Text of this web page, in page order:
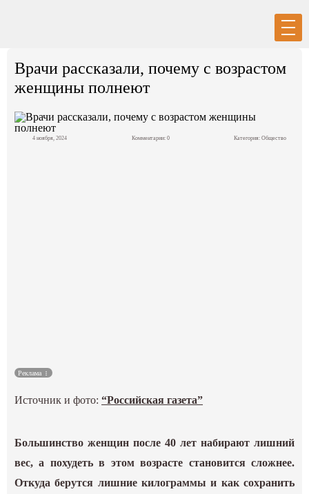
Спецпроекты
Врачи рассказали, почему с возрастом
женщины полнеют
4 ноября, 2024 Комментарии: 0 Категория: Общество
Реклама
Источник и фото:“Российская газета”
Большинство женщин после 40 лет набирают лишний
вес, а похудеть в этом возрасте становится сложнее.
Откуда берутся лишние килограммы и как сохранить